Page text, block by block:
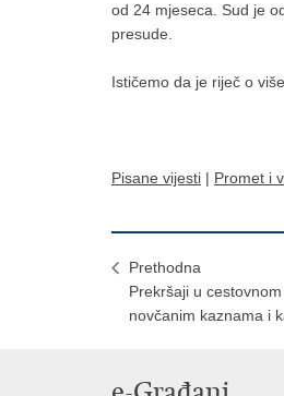
od 24 mjeseca. Sud je
presude.
Ističemo da je riječ o
Pisane vijesti | Promet i
Prethodna
Prekršaji u
novčanim kaznama i